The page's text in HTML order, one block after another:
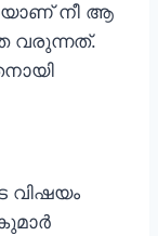
നീ ആ
വരുന്നത്.
വിഷയം